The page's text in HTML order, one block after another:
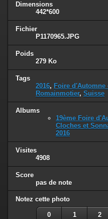
Dimensions
442*600
Fichier
P1170965.JPG
Poids
279 Ko
Tags
2016, Foire
Romainmotier, Suisse
Albums
19ème Foire
Cloches et
2016
Visites
4908
Score
pas de note
Notez cette photo
0 1 2